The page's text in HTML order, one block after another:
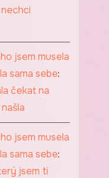
jsem musela
sama sebe:
čekat na
jsem musela
sama sebe:
jsem ti